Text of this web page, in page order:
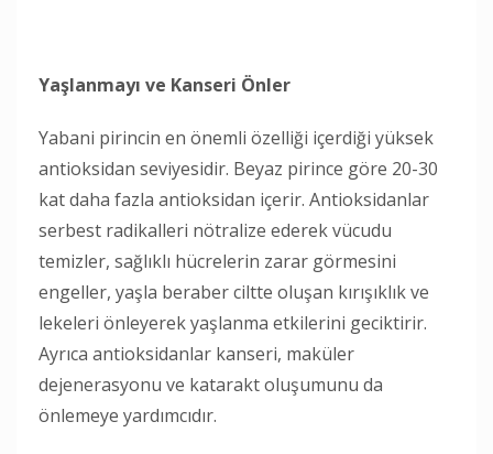
Yaşlanmayı ve Kanseri Önler
Yabani pirincin en önemli özelliği içerdiği yüksek
antioksidan seviyesidir. Beyaz pirince göre 20-30
kat daha fazla antioksidan içerir. Antioksidanlar
serbest radikalleri nötralize ederek vücudu
temizler, sağlıklı hücrelerin zarar görmesini
engeller, yaşla beraber ciltte oluşan kırışıklık ve
lekeleri önleyerek yaşlanma etkilerini geciktirir.
Ayrıca antioksidanlar kanseri, maküler
dejenerasyonu ve katarakt oluşumunu da
önlemeye yardımcıdır.